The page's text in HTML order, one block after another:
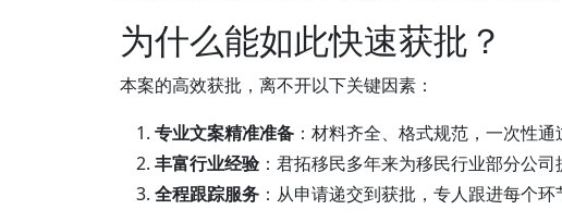
为什么能如此快速获批？
本案的高效获批，离不开以下关键因素：
专业文案精准准备 ：材料齐全、格式规范，一次性通
丰富行业经验：君拓移民多年来为移民行业部分公
全程跟踪服务 ：从申请递交到获批，专人跟进每个环